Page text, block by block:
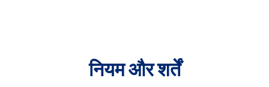
नियम और शर्तें